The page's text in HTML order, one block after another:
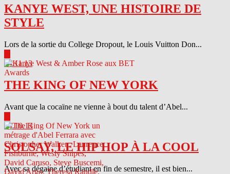
KANYE WEST, UNE HISTOIRE DE
STYLE
Lors de la sortie du College Dropout, le Louis Vuitton Don...
04.11.13
THE KING OF NEW YORK
Avant que la cocaïne ne vienne à bout du talent d’Abel...
04.10.13
SOLSAY, LE HIP HOP À LA COOL
Avec sa dégaine d’étudiant en fin de semestre, il est bien...